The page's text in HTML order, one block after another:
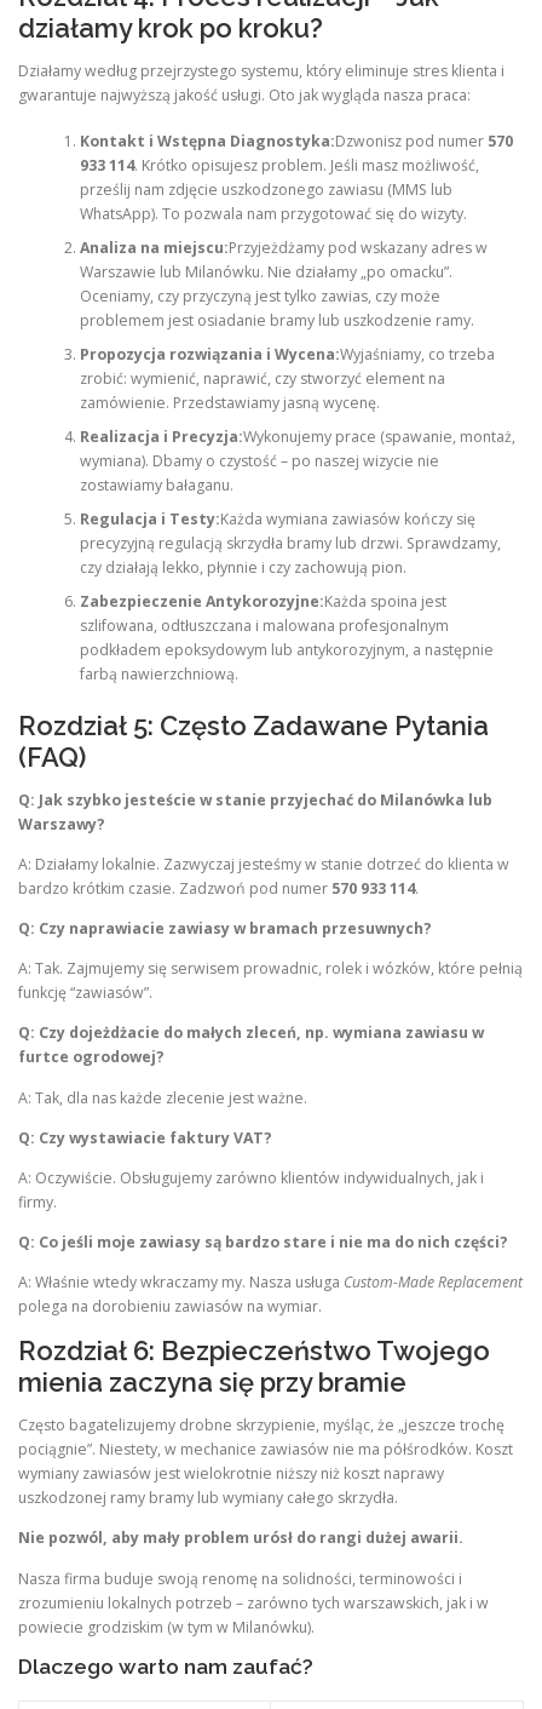
działamy krok po kroku?
Działamy według przejrzystego systemu, który eliminuje stres klienta i
gwarantuje najwyższą jakość usługi. Oto jak wygląda nasza praca:
Kontakt i Wstępna Diagnostyka:Dzwonisz pod numer 570
933 114. Krótko opisujesz problem. Jeśli masz możliwość,
prześlij nam zdjęcie uszkodzonego zawiasu (MMS lub
WhatsApp). To pozwala nam przygotować się do wizyty.
Analiza na miejscu:Przyjeżdżamy pod wskazany adres w
Warszawie lub Milanówku. Nie działamy „po omacku”.
Oceniamy, czy przyczyną jest tylko zawias, czy może
problemem jest osiadanie bramy lub uszkodzenie ramy.
Propozycja rozwiązania i Wycena:Wyjaśniamy, co trzeba
zrobić: wymienić, naprawić, czy stworzyć element na
zamówienie. Przedstawiamy jasną wycenę.
Realizacja i Precyzja:Wykonujemy prace (spawanie, montaż,
wymiana). Dbamy o czystość – po naszej wizycie nie
zostawiamy bałaganu.
Regulacja i Testy:Każda wymiana zawiasów kończy się
precyzyjną regulacją skrzydła bramy lub drzwi. Sprawdzamy,
czy działają lekko, płynnie i czy zachowują pion.
Zabezpieczenie Antykorozyjne:Każda spoina jest
szlifowana, odtłuszczana i malowana profesjonalnym
podkładem epoksydowym lub antykorozyjnym, a następnie
farbą nawierzchniową.
Rozdział 5: Często Zadawane Pytania
(FAQ)
Q: Jak szybko jesteście w stanie przyjechać do Milanówka lub
Warszawy?
A: Działamy lokalnie. Zazwyczaj jesteśmy w stanie dotrzeć do klienta w
bardzo krótkim czasie. Zadzwoń pod numer 570 933 114.
Q: Czy naprawiacie zawiasy w bramach przesuwnych?
A: Tak. Zajmujemy się serwisem prowadnic, rolek i wózków, które pełnią
funkcję “zawiasów”.
Q: Czy dojeżdżacie do małych zleceń, np. wymiana zawiasu w
furtce ogrodowej?
A: Tak, dla nas każde zlecenie jest ważne.
Q: Czy wystawiacie faktury VAT?
A: Oczywiście. Obsługujemy zarówno klientów indywidualnych, jak i
firmy.
Q: Co jeśli moje zawiasy są bardzo stare i nie ma do nich części?
A: Właśnie wtedy wkraczamy my. Nasza usługa Custom-Made Replacement
polega na dorobieniu zawiasów na wymiar.
Rozdział 6: Bezpieczeństwo Twojego
mienia zaczyna się przy bramie
Często bagatelizujemy drobne skrzypienie, myśląc, że „jeszcze trochę
pociągnie”. Niestety, w mechanice zawiasów nie ma półśrodków. Koszt
wymiany zawiasów jest wielokrotnie niższy niż koszt naprawy
uszkodzonej ramy bramy lub wymiany całego skrzydła.
Nie pozwól, aby mały problem urósł do rangi dużej awarii.
Nasza firma buduje swoją renomę na solidności, terminowości i
zrozumieniu lokalnych potrzeb – zarówno tych warszawskich, jak i w
powiecie grodziskim (w tym w Milanówku).
Dlaczego warto nam zaufać?